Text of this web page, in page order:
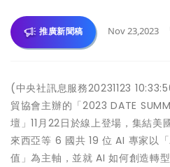
推廣新聞稿 Nov 23,2023
(中央社訊息服務20231123
貿協會主辦的「2023 DATE
壇」11月22日於線上登場，集結美
來西亞等 6 國共 19 位 AI 專家以
值」為主軸，並就 AI 如何創造轉